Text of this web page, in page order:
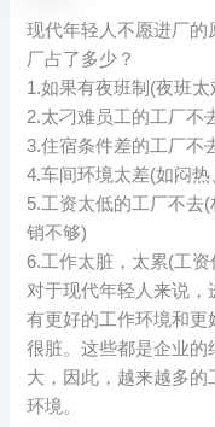
现代年轻人不愿进厂的
厂占了多少？
1.如果有夜班制(夜班太
2.太刁难员工的工厂不
3.住宿条件差的工厂不
4.车间环境太差(如闷
5.工资太低的工厂不去
销不够)
6.工作太脏，太累(工
对于现代年轻人来说
有更好的工作环境和更
很脏。这些都是企业的
大，因此，越来越多
环境。